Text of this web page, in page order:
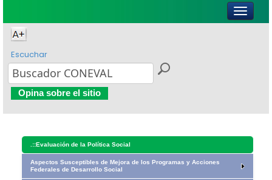
Escuchar
Opina sobre el sitio
.::Evaluación de la Política Social
Aspectos Susceptibles de Mejora de los Programas y Acciones
Federales de Desarrollo Social